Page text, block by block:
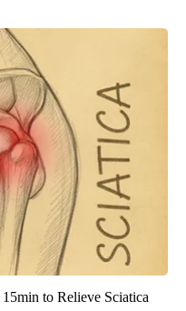
to Relieve Sciatica